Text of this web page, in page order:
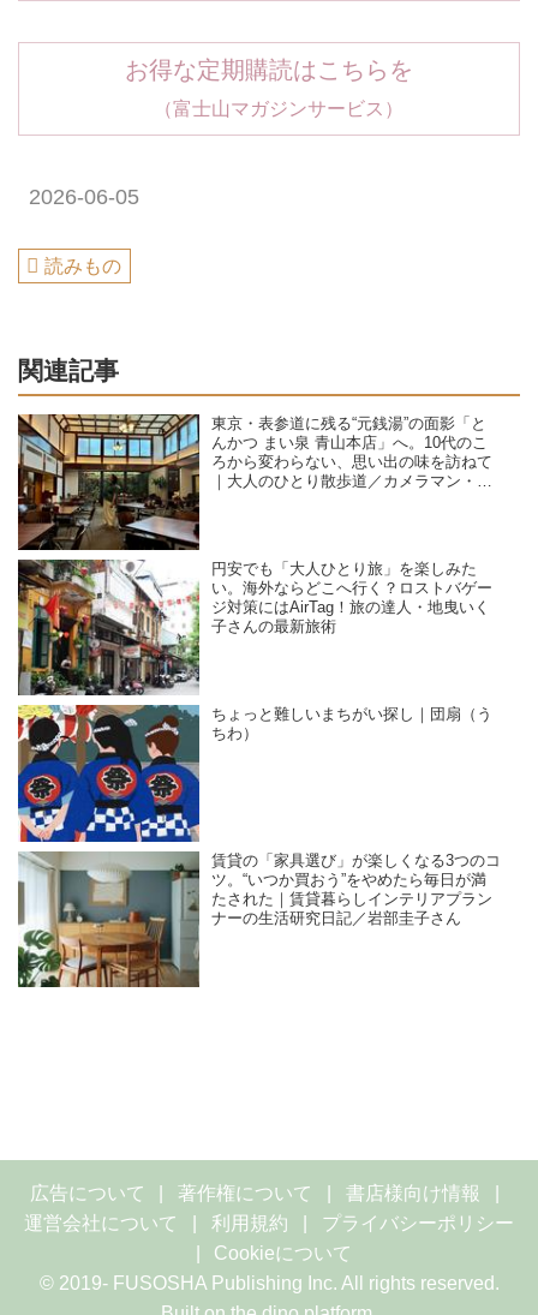
お得な定期購読はこちらを
（富士山マガジンサービス）
2026-06-05
読みもの
関連記事
東京・表参道に残る“元銭湯”の面影「と
んかつ まい泉 青山本店」へ。10代のこ
ろから変わらない、思い出の味を訪ねて
｜大人のひとり散歩道／カメラマン・石
円安でも「大人ひとり旅」を楽しみた
い。海外ならどこへ行く？ロストバゲー
ジ対策にはAirTag！旅の達人・地曳いく
子さんの最新旅術
ちょっと難しいまちがい探し｜団扇（う
ちわ）
賃貸の「家具選び」が楽しくなる3つのコ
ツ。“いつか買おう”をやめたら毎日が満
たされた｜賃貸暮らしインテリアプラン
ナーの生活研究日記／岩部圭子さん
広告について 著作権について
書店様向け情報
運営会社について
利用規約
プライバシーポリシー
Cookieについて
© 2019- FUSOSHA Publishing Inc. All rights reserved.